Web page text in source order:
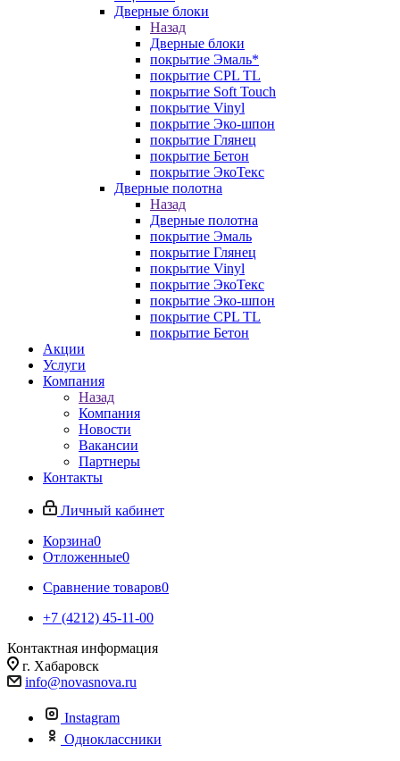
Дверные блоки
Назад
Дверные блоки
покрытие Эмаль*
покрытие CPL TL
покрытие Soft Touch
покрытие Vinyl
покрытие Эко-шпон
покрытие Глянец
покрытие Бетон
покрытие ЭкоТекс
Дверные полотна
Назад
Дверные полотна
покрытие Эмаль
покрытие Глянец
покрытие Vinyl
покрытие ЭкоТекс
покрытие Эко-шпон
покрытие CPL TL
покрытие Бетон
Акции
Услуги
Компания
Назад
Компания
Новости
Вакансии
Партнеры
Контакты
Личный кабинет
Корзина0
Отложенные0
Сравнение товаров0
+7 (4212) 45-11-00
Контактная информация
г. Хабаровск
info@novasnova.ru
Instagram
Одноклассники